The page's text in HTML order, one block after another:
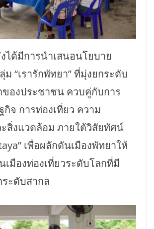
ได้มีการนำเสนอนโยบาย
“เรารักพัทยา” ที่มุ่งยกระดับ
องประชาชน ควบคู่กับการ
จ การท่องเที่ยว ความ
สิ่งแวดล้อม ภายใต้วิสัยทัศน์
เพื่อผลักดันเมืองพัทยาให้
เมืองท่องเที่ยวระดับโลกที่มี
ะดับสากล